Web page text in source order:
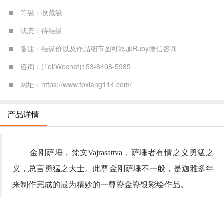
等级：收藏级
状态：待结缘
备注：结缘价以及作品细节图可添加Ruby微信咨询
咨询：(Tel/Wechat)153-8408-5985
网址：https://www.foxiang114.com/
产品详情
金刚萨埵，梵文Vajrasattva，萨埵者有情之义勇猛之
义，总言勇猛之大士。此尊金刚萨埵不一般，是迦雅多年
来制作完成的最为精妙的一尊鎏金鎏银彩绘作品。